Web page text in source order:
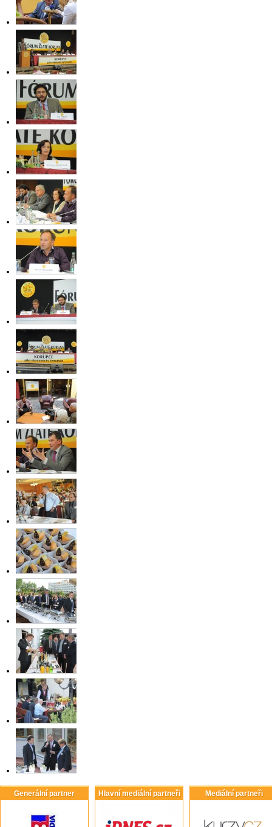
Generální partner Hlavní mediální partneři Mediální partneři